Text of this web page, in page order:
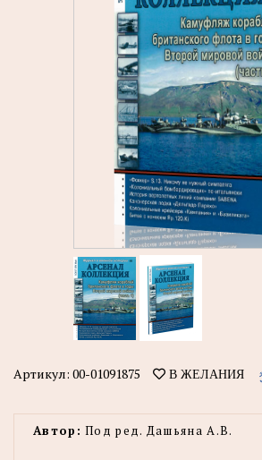
Артикул: 00-01091875 В ЖЕЛАНИЯ
Автор: Под ред. Дашьяна А.В.